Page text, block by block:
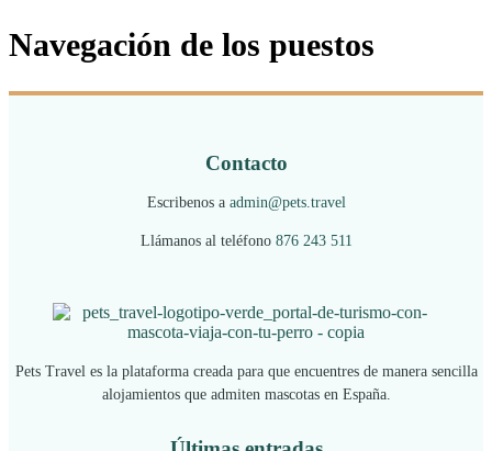
Navegación de los puestos
Contacto
Escribenos a admin@pets.travel
Llámanos al teléfono 876 243 511
Pets Travel es la plataforma creada para que encuentres de manera sencilla
alojamientos que admiten mascotas en España.